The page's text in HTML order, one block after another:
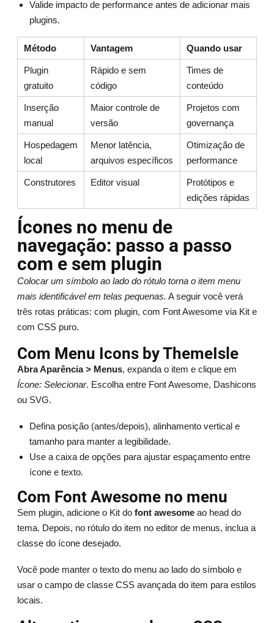
Valide impacto de performance antes de adicionar mais
plugins.
Método Vantagem Quando usar
Plugin
gratuito
Rápido e sem
código
Times de
conteúdo
Inserção
manual
Maior controle de
versão
Projetos com
governança
Hospedagem
local
Menor latência,
arquivos específicos
Otimização de
performance
Construtores Editor visual
Protótipos e
edições rápidas
Ícones no menu de
navegação: passo a passo
com e sem plugin
Colocar um símbolo ao lado do rótulo torna o item menu
mais identificável em telas pequenas. A seguir você verá
três rotas práticas: com plugin, com Font Awesome via Kit e
com CSS puro.
Com Menu Icons by ThemeIsle
Abra Aparência > Menus, expanda o item e clique em
Ícone: Selecionar. Escolha entre Font Awesome, Dashicons
ou SVG.
Defina posição (antes/depois), alinhamento vertical e
tamanho para manter a legibilidade.
Use a caixa de opções para ajustar espaçamento entre
ícone e texto.
Com Font Awesome no menu
Sem plugin, adicione o Kit do font awesomeao head do
tema. Depois, no rótulo do item no editor de menus, inclua a
classe do ícone desejado.
Você pode manter o texto do menu ao lado do símbolo e
usar o campo de classe CSS avançada do item para estilos
locais.